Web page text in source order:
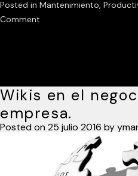
Posted in Mantenimiento,
Comment
de
Wikis en el
empresa.
Posted on 25 julio 2016 by